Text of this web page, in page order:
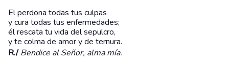
El perdona todas tus culpas
y cura todas tus enfermedades;
él rescata tu vida del sepulcro,
y te colma de amor y de ternura.
R./Bendice al Señor, alma mía.